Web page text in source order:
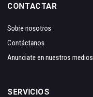
CONTACTAR
Sobre nosotros
Contáctanos
Anunciate en nuestros medios
SERVICIOS